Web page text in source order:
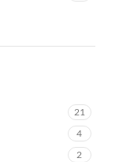
21
4
2